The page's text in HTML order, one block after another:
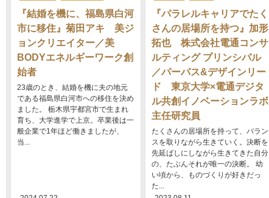
『結婚を機に、福島県白河
市に移住』菊田アキ 美ジ
ョンクリエイター／美
BODYエネルギーワーク創
始者
23歳のとき、結婚を機に夫の地元
である福島県白河市への移住を決め
ました。 栃木県宇都宮市で生まれ
育ち、大学進学で上京。卒業後は一
般企業で1年ほど働きましたが、
当...
『パラレルキャリアでたく
さんの居場所を持つ』加形
拓也 株式会社電通コンサ
ルティング プリンシパル
／パーパス&デザインリー
ド 東京大学×電通デジタ
ル共創イノベーションラボ
主任研究員
たくさんの居場所を持って、バラン
スを取りながら生きていく。決断を
先延ばしにしながら生きてきた自分
の、たぶんそれが唯一の決断。 幼
い頃から、ものづくりが好きだっ
た...